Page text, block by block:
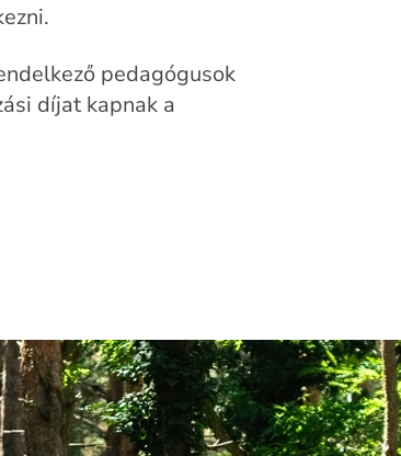
pedagógusok
díjat kapnak a